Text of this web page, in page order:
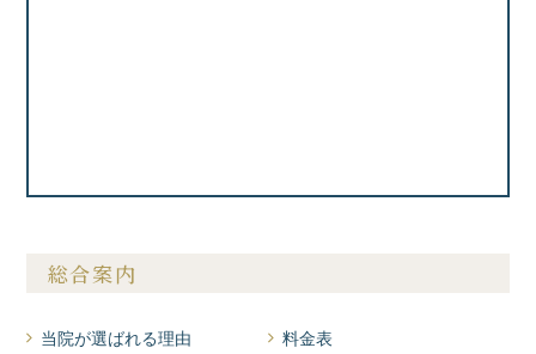
総合案内
当院が選ばれる理由
料金表